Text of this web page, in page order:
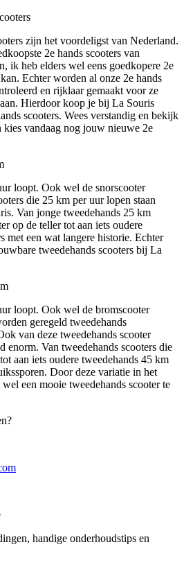
zijn het voordeligst van Nederland.
2e hands scooters van
ik heb elders wel eens goedkopere 2e
Echter worden al onze 2e hands
en rijklaar gemaakt voor ze
Hierdoor koop je bij La Souris
scooters. Wees verstandig en bekijk
kies vandaag nog jouw nieuwe 2e
loopt. Ook wel de snorscooter
die 25 km per uur lopen staan
Van jonge tweedehands 25 km
op de teller tot aan iets oudere
met een wat langere historie. Echter
tweedehands scooters bij La
loopt. Ook wel de bromscooter
geregeld tweedehands
van deze tweedehands scooter
enorm. Van tweedehands scooters die
aan iets oudere tweedehands 45 km
Door deze variatie in het
een mooie tweedehands scooter te
handige onderhoudstips en